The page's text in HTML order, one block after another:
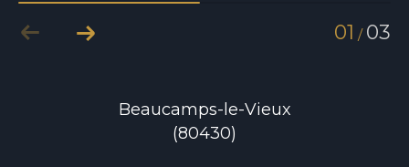
01 / 03
Beaucamps-le-Vieux
(80430)